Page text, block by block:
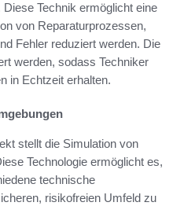
Technik ermöglicht eine
von Reparaturprozessen,
Fehler reduziert werden. Die
werden, sodass Techniker
in Echtzeit erhalten.
stellt die Simulation von
Technologie ermöglicht es,
technische
risikofreien Umfeld zu